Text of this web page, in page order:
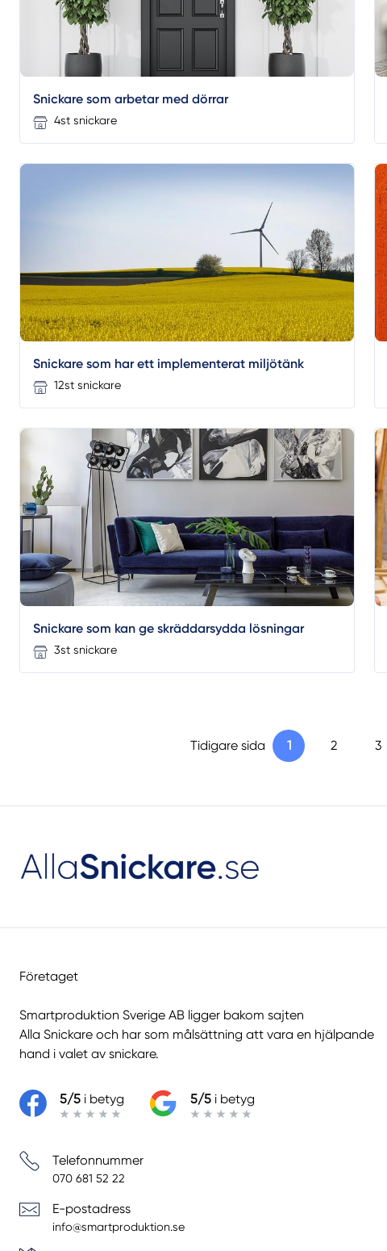
Snickare som arbetar med dörrar
4st snickare
Snickare som har ett implementerat miljötänk
12st snickare
Snickare som kan ge skräddarsydda lösningar
3st snickare
Tidigare sida 1 2 3
Företaget
Smartproduktion Sverige AB ligger bakom sajten
Alla Snickare och har som målsättning att vara en hjälpande
hand i valet av snickare.
5/5 i betyg 5/5 i betyg
Telefonnummer
070 681 52 22
E-postadress
info@smartproduktion.se